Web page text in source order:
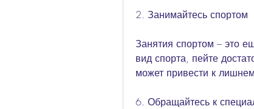
2. Занимайтесь спортом
Занятия спортом – это
вид спорта, пейте
может привести к
6. Обращайтесь к